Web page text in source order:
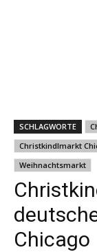
SCHLAGWORTE
Christkindlmarkt
Weihnachtsmarkt
Chicago